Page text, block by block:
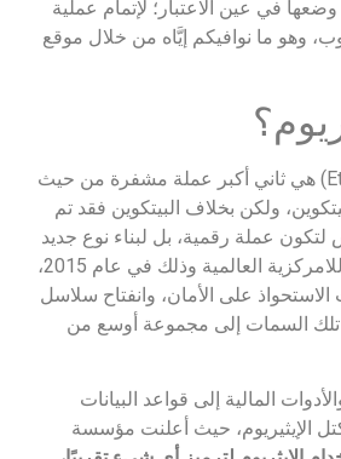
في عين الاعتبار؛ لإتمام عملية
وهو ما نوافيكم إيَّاه من خلال موقع
إن الإيثيريوم (Ethereum) هي ثاني أكبر عملة مشفرة من حيث
ولكن بخلاف البيتكوين فقد تم
عملة رقمية، بل لبناء نوع جديد
من منصات الحوسبة اللامركزية العالمية وذلك في عام 2015،
على الأمان، وانفتاح سلاسل
تلك السمات إلى مجموعة أوسع من
المالية إلى قواعد البيانات
الإيثيريوم، حيث أعلنت مؤسسة